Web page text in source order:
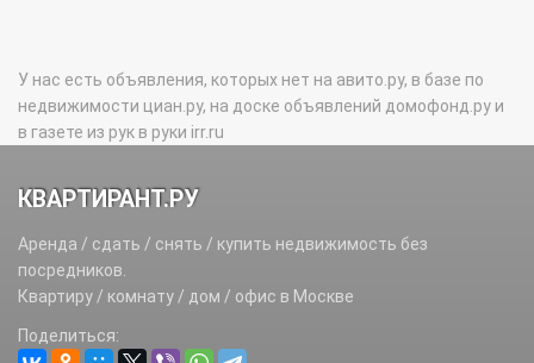
У нас есть объявления, которых нет на авито.ру, в базе по
недвижимости циан.ру, на доске объявлений домофонд.ру и
в газете из рук в руки irr.ru
КВАРТИРАНТ.РУ
Аренда / сдать / снять / купить недвижимость без
посредников.
Квартиру / комнату / дом / офис в Москве
Поделиться: